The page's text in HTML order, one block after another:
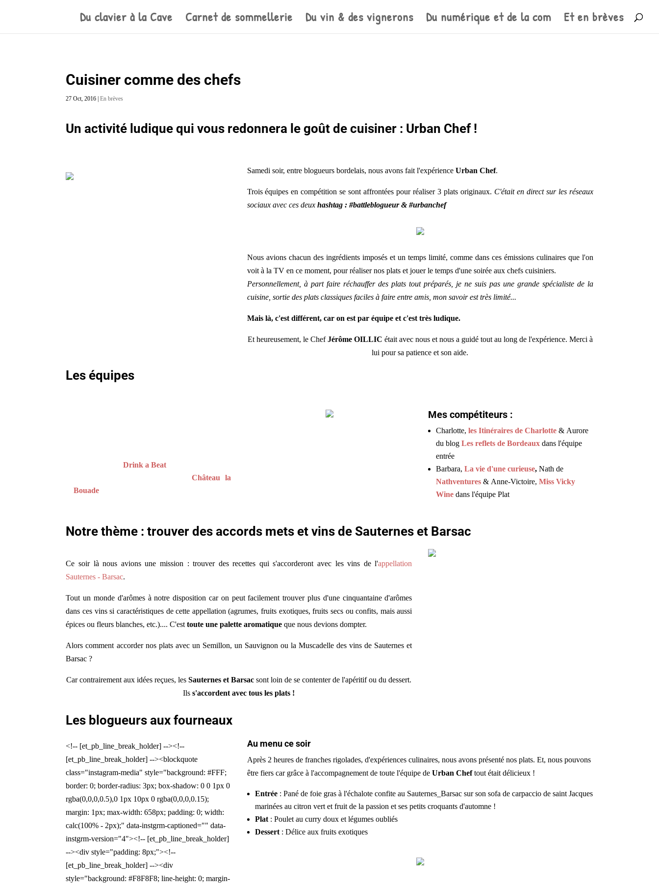
Du clavier à la Cave Carnet de sommellerie Du vin & des vignerons Du numérique et de la com Et en brèves
Cuisiner comme des chefs
27 Oct, 2016 |En brèves
Un activité ludique qui vous redonnera le goût de cuisiner : Urban Chef!
Samedi soir, entre blogueurs bordelais, nous avons fait l'expérience Urban Chef.
Trois équipes en compétition se sont affrontées pour réaliser 3 plats originaux. C'était en direct sur les réseaux
sociaux avec ces deuxhashtag : #battleblogueur & #urbanchef
Nous avions chacun des ingrédients imposés et un temps limité, comme dans ces émissions culinaires que l'on
voit à la TV en ce moment, pour réaliser nos plats et jouer le temps d'une soirée aux chefs cuisiniers.
Personnellement, à part faire réchauffer des plats tout préparés, je ne suis pas une grande spécialiste de la
cuisine, sortie des plats classiques faciles à faire entre amis, mon savoir est très limité...
Mais là, c'est différent, car on est par équipe et c'est très ludique.
Et heureusement, le ChefJérôme OILLIC était avec nous et nous a guidé tout au long de l'expérience. Merci à
lui pour sa patience et son aide.
Les équipes
, du blogDrink a Beat
Château la
Bouade
Mes compétiteurs :
Charlotte, les Itinéraires de Charlotte & Aurore
du blog Les reflets de Bordeaux dans l'équipe
entrée
Barbara, La vie d'une curieuse, Nath de
Nathventures & Anne-Victoire, Miss Vicky
Wine dans l'équipe Plat
Notre thème : trouver des accords mets et vins de Sauternes et Barsac
Ce soir là nous avions une mission : trouver des recettes qui s'accorderont avec les vins de l'appellation
Sauternes - Barsac.
Tout un monde d'arômes à notre disposition car on peut facilement trouver plus d'une cinquantaine d'arômes
dans ces vins si caractéristiques de cette appellation (agrumes, fruits exotiques, fruits secs ou confits, mais aussi
épices ou fleurs blanches, etc.).... C'esttoute une palette aromatique que nous devions dompter.
Alors comment accorder nos plats avec un Semillon, un Sauvignon ou la Muscadelle des vins de Sauternes et
Barsac ?
Car contrairement aux idées reçues, lesSauternes et Barsac sont loin de se contenter de l'apéritif ou du dessert.
Ilss'accordent avec tous les plats !
Les blogueurs aux fourneaux
<!-- [et_pb_line_break_holder] --><!--
[et_pb_line_break_holder] --><blockquote
class="instagram-media" style="background: #FFF;
border: 0; border-radius: 3px; box-shadow: 0 0 1px 0
rgba(0,0,0,0.5),0 1px 10px 0 rgba(0,0,0,0.15);
margin: 1px; max-width: 658px; padding: 0; width:
calc(100% - 2px);" data-instgrm-captioned="" data-
instgrm-version="4"><!-- [et_pb_line_break_holder]
--><div style="padding: 8px;"><!--
[et_pb_line_break_holder] --><div
style="background: #F8F8F8; line-height: 0; margin-
Au menu ce soir
Après 2 heures de franches rigolades, d'expériences culinaires, nous avons présenté nos plats. Et, nous pouvons
être fiers car grâce à l'accompagnement de toute l'équipe de Urban Cheftout était délicieux !
Entrée: Pané de foie gras à l'échalote confite au Sauternes_Barsac sur son sofa de carpaccio de saint Jacques
marinées au citron vert et fruit de la passion et ses petits croquants d'automne !
Plat: Poulet au curry doux et légumes oubliés
Dessert: Délice aux fruits exotiques